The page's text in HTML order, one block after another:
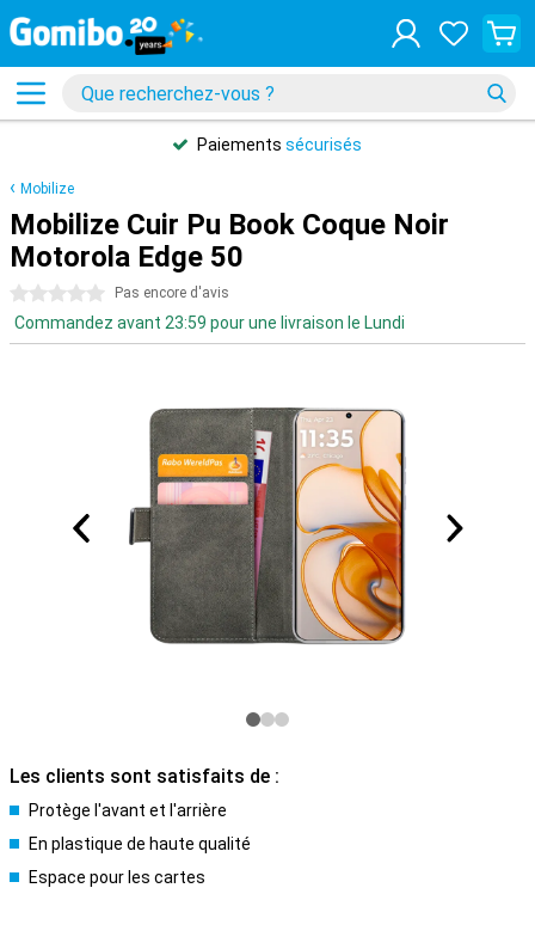
Paiements sécurisés
Mobilize
Mobilize Cuir Pu Book Coque Noir
Motorola Edge 50
0 étoiles Pas encore d'avis
Commandez avant 23:59 pour une livraison le Lundi
Les clients sont satisfaits de :
Protège l'avant et l'arrière
En plastique de haute qualité
Espace pour les cartes